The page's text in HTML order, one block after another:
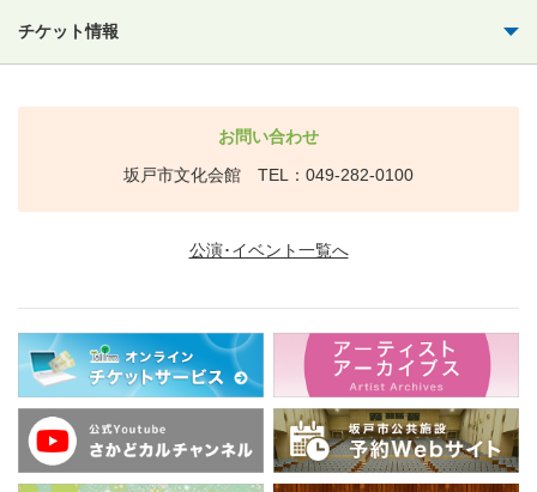
チケット情報
お問い合わせ
坂戸市文化会館 TEL：049-282-0100
公演･イベント一覧へ